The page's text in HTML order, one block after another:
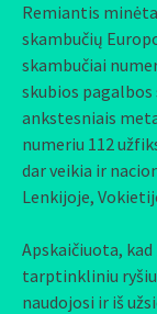
Remiantis
skambučių
skambučiai
skubios pagalbos
ankstesniais
numeriu 112
dar veikia ir
Lenkijoje,
Apskaičiuota,
tarptinkliniu
naudojosi ir iš